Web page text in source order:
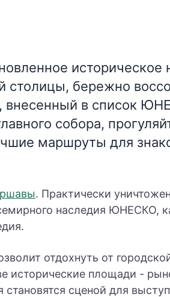
историческое
столицы, бережно
внесенный в список
собора,
маршруты для
. Практически
наследия ЮНЕСКО,
отдохнуть от
исторические площади -
сценой для